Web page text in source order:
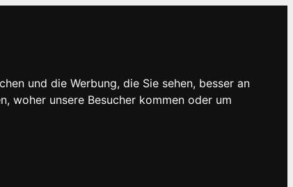
und die Werbung, die Sie sehen, besser an
woher unsere Besucher kommen oder um